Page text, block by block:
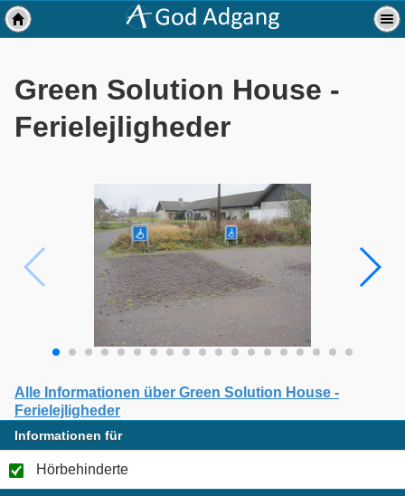
Green Solution House -
Ferielejligheder
Alle Informationen über Green Solution House -
Ferielejligheder
Informationen für
Hörbehinderte